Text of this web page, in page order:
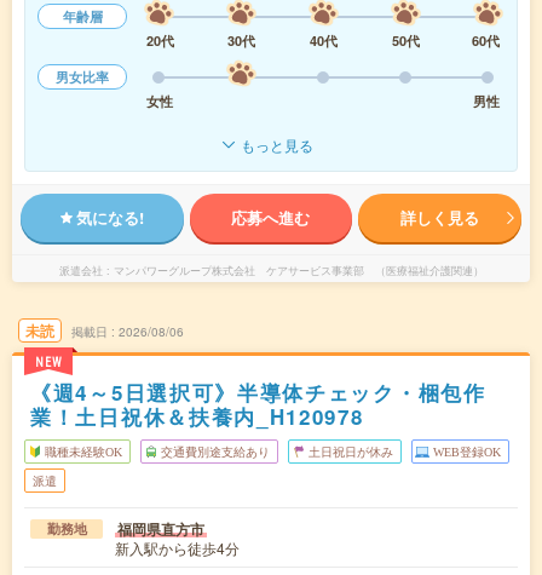
年齢層
20代
30代 40代 50代
60代
男女比率
女性
男性
もっと見る
気になる! 応募へ進む 詳しく見る
派遣会社 マンパワーグループ株式会社 ケアサービス事業部 （医療福祉介護関連）
未読
NEW
掲載日 2026/08/06
《週4～5日選択可》半導体チェック・梱包作
業！土日祝休＆扶養内_H120978
職種未経験OK 交通費別途支給あり 土日祝日が休み WEB登録OK
派遣
勤務地 福岡県直方市
新入駅から徒歩4分